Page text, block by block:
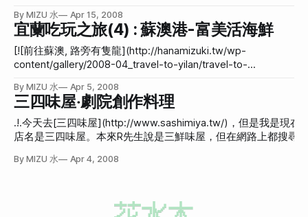
照燒牛小排、鮭魚子和和風蒲燒鰻魚這種。總之我也點生魚片
定食，變得好像一點都不淑女。 生魚片定食一整個是這個樣
子的。 生魚片的特寫。 其實還不錯！以200元的價位來講，
真的很不錯，湯還可以喝到飽。總之可以吃到非常地飽。套句
Gene的話來說，嗯！CP值很高！
(http://hanamizuki.tw/wp-
content/gallery/food/080414_yongho_sashimi_02.jpg)最近
跟隨著一些癮頭，對於生魚片的癮也越來越無法收拾。 打字
打到一半，嘴巴就會有生魚片的味道(現在也是)，好想吃生魚
醒，也會想到生魚片。 早上一起床，也會想著生魚片，到底
什麼時候吃得到？ 在學校上課，會想著等一下要吃生魚片，
不知道吃不吃得到。 躺著睡不著的時候，會想著如果現在旁
邊有生魚片，會是什麼感覺。 一定是幸福的吧！ 加上超辛辣
的芥末，一整個就是非常的快樂啊！！ 不過在台北要吃到好
吃新鮮的生魚片，
By MIZU 水 Apr 15, 2008
宜蘭吃玩之旅(4) : 蘇澳港-富美活海鮮
[![前往蘇澳, 路旁有隻龍](http://hanamizuki.tw/wp-
content/gallery/2008-04_travel-to-yilan/travel-to-
content/gallery/2008-04_travel-to-yilan/travel-to-
yilan_080.jpg "前往蘇澳, 路旁有隻龍")第二天，大夥兒前往蘇
澳港。由品涵騎著重車帶路，開了一段不小段的路程。沿路上
他還會對我們做手勢。這條路他似乎騎過很多次，知道哪裡有
揮要我們開慢一點。不時他自己還是衝到消失，然後過一陣子
玻璃跟製物箱!!](http://hanamizuki.tw/wp-
By MIZU 水 Apr 5, 2008
三四味屋‧劇院創作料理
.!.今天去[三四味屋](http://www.sashimiya.tw/)，但是我是現在
店名是三四味屋。本來R先生說是三鮮味屋，但在網路上都搜尋
看這個招牌，又以為是「三仙味屋」。你看你看，像不像三仙味
總之，不是三鮮味屋，不是三仙味屋，是「三四味屋」啦！這是
By MIZU 水 Apr 4, 2008